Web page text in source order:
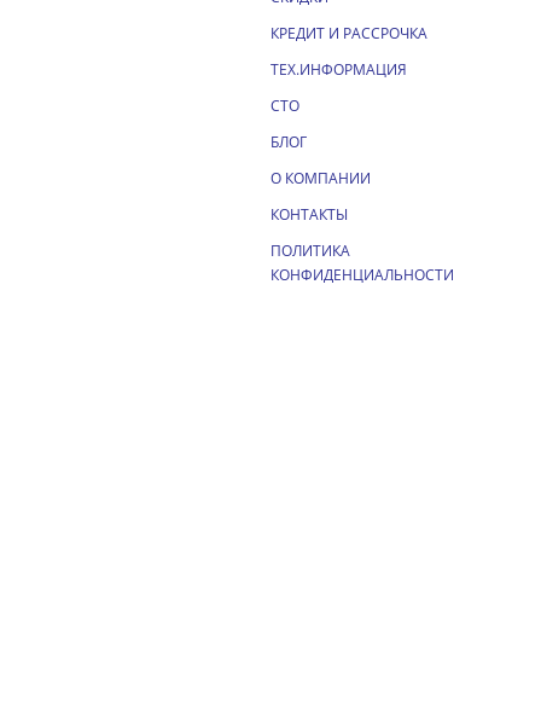
КРЕДИТ И РАССРОЧКА
ТЕХ.ИНФОРМАЦИЯ
СТО
БЛОГ
О КОМПАНИИ
КОНТАКТЫ
ПОЛИТИКА
КОНФИДЕНЦИАЛЬНОСТИ